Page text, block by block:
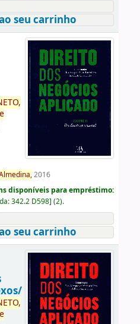
seu carrinho
2016
disponíveis para empréstimo:
342.2 D598] (2).
seu carrinho